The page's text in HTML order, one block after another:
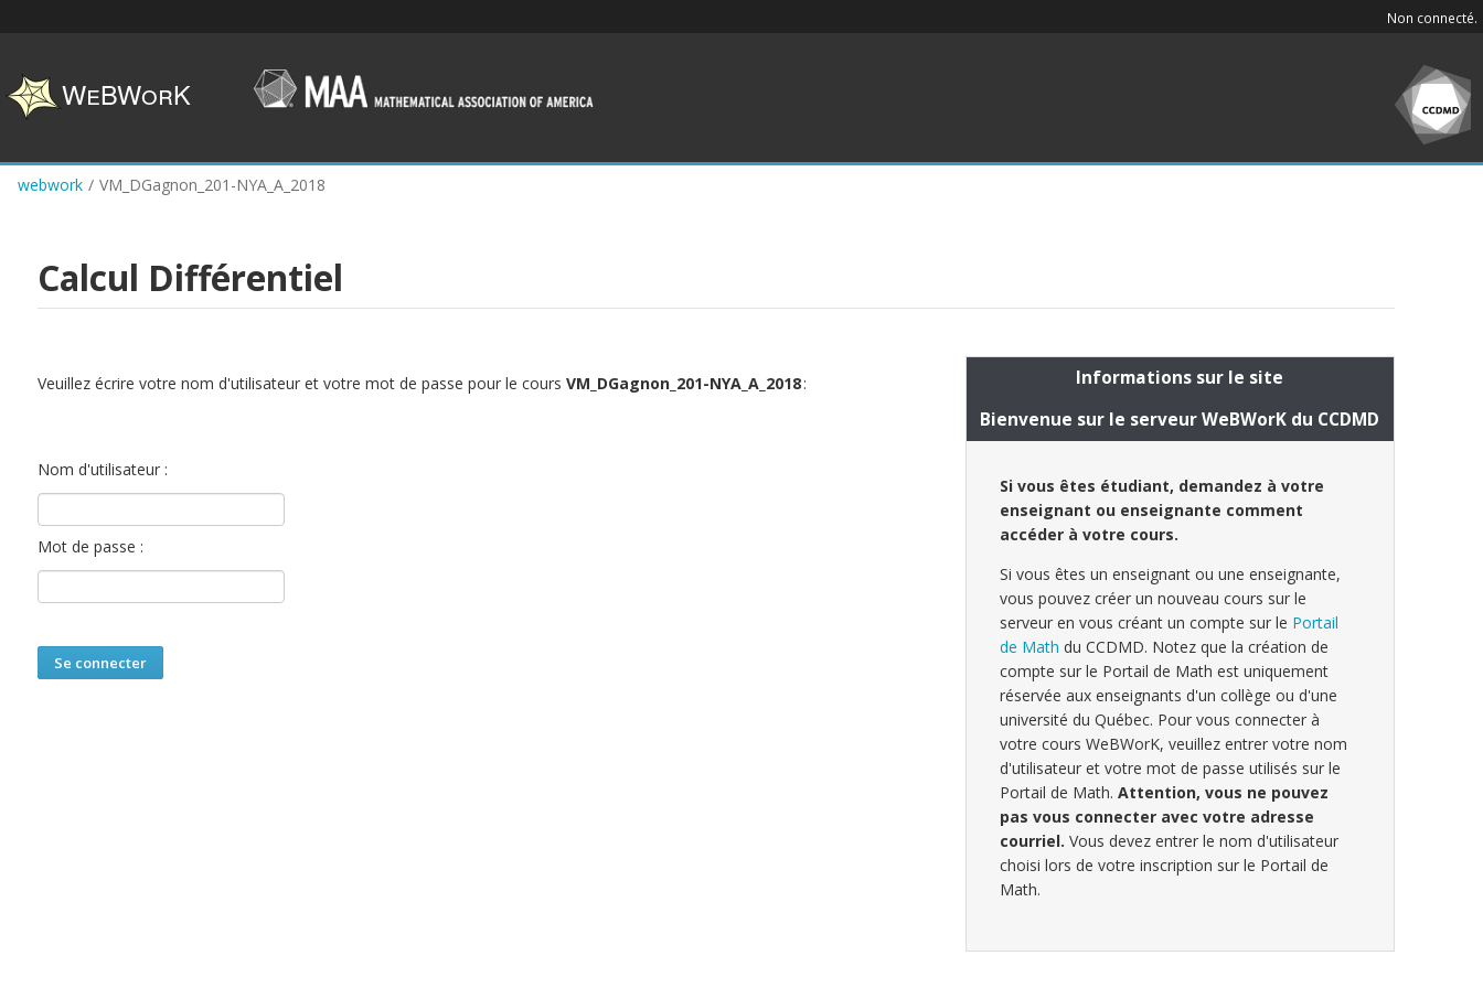
content
Non connecté.
webwork / VM_DGagnon_201-NYA_A_2018
Calcul Différentiel
Veuillez écrire votre nom d'utilisateur et votre mot de passe pour le coursVM_DGagnon_201-NYA_A_2018:
Nom d'utilisateur :
Mot de passe :
Informations sur le site
Bienvenue sur le serveur WeBWorK du CCDMD
Si vous êtes étudiant, demandez à votre
enseignant ou enseignante comment
accéder à votre cours.
Si vous êtes un enseignant ou une enseignante,
vous pouvez créer un nouveau cours sur le
serveur en vous créant un compte sur le Portail
de Math du CCDMD. Notez que la création de
compte sur le Portail de Math est uniquement
réservée aux enseignants d'un collège ou d'une
université du Québec. Pour vous connecter à
votre cours WeBWorK, veuillez entrer votre nom
d'utilisateur et votre mot de passe utilisés sur le
Portail de Math. Attention, vous ne pouvez
pas vous connecter avec votre adresse
courriel. Vous devez entrer le nom d'utilisateur
choisi lors de votre inscription sur le Portail de
Math.